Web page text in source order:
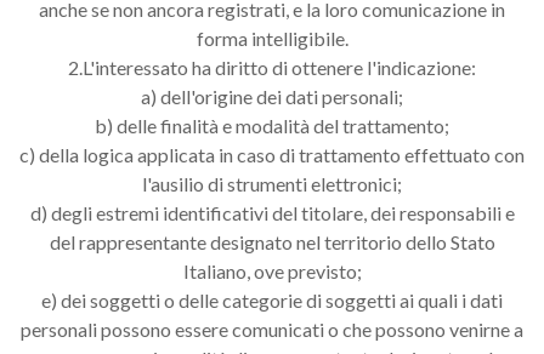
anche se non ancora registrati, e la loro comunicazione in
forma intelligibile.
2.L'interessato ha diritto di ottenere l'indicazione:
a) dell'origine dei dati personali;
b) delle finalità e modalità del trattamento;
c) della logica applicata in caso di trattamento effettuato con
l'ausilio di strumenti elettronici;
d) degli estremi identificativi del titolare, dei responsabili e
del rappresentante designato nel territorio dello Stato
Italiano, ove previsto;
e) dei soggetti o delle categorie di soggetti ai quali i dati
personali possono essere comunicati o che possono venirne a